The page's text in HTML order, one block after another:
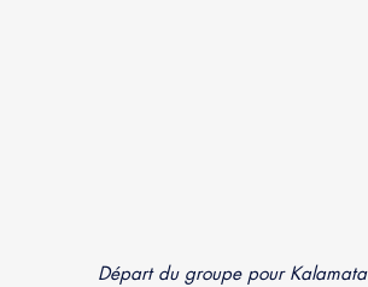
Départ du groupe pour Kalamata